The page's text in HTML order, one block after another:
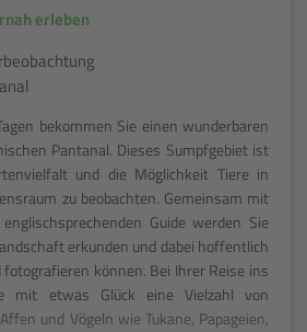
erleben
bekommen Sie einen wunderbaren
Pantanal. Dieses Sumpfgebiet ist
und die Möglichkeit Tiere in
zu beobachten. Gemeinsam mit
Guide werden Sie
erkunden und dabei hoffentlich
können. Bei Ihrer Reise ins
mit etwas Glück eine Vielzahl von
und Vögeln wie Tukane, Papageien,